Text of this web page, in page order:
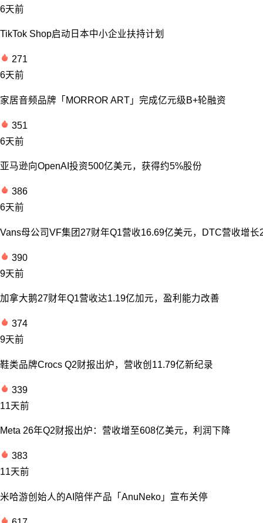
6天前
TikTok Shop启动日本中小企业扶持计划
271
6天前
家居音频品牌「MORROR ART」完成亿元级B+轮融资
351
6天前
亚马逊向OpenAI投资500亿美元，获得约5%股份
386
6天前
Vans母公司VF集团27财年Q1营收16.69亿美元，DTC营收增长
390
9天前
加拿大鹅27财年Q1营收达1.19亿加元，盈利能力改善
374
9天前
鞋类品牌Crocs Q2财报出炉，营收创11.79亿新纪录
339
11天前
Meta 26年Q2财报出炉：营收增至608亿美元，利润下降
383
11天前
米哈游创始人的AI陪伴产品「AnuNeko」宣布关停